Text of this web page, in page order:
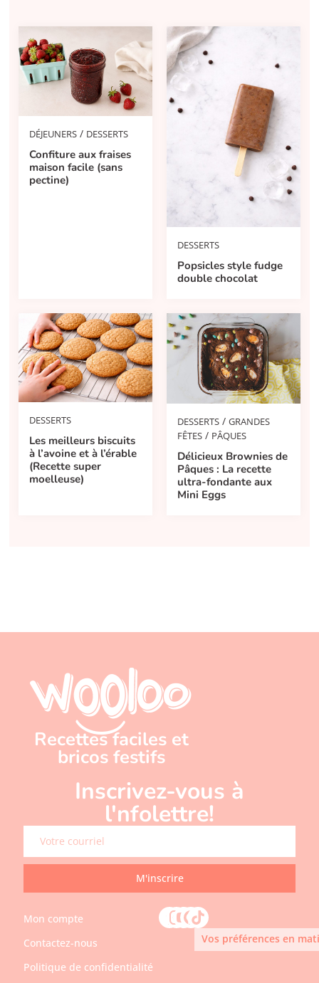
DÉJEUNERS / DESSERTS
Confiture aux fraises
maison facile (sans
pectine)
DESSERTS
Popsicles style fudge
double chocolat
DESSERTS
Les meilleurs biscuits
à l’avoine et à l’érable
(Recette super
moelleuse)
DESSERTS / GRANDES
FÊTES / PÂQUES
Délicieux Brownies de
Pâques : La recette
ultra-fondante aux
Mini Eggs
Recettes faciles et
bricos festifs
Inscrivez-vous à
l'nfolettre!
M'inscrire
Mon compte
Contactez-nous
Politique de confidentialité
Vos préférences en